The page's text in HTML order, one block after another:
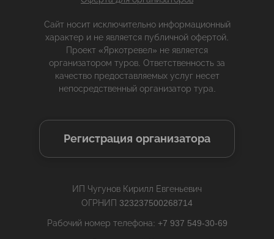
Сайт носит исключительно информационный
характер и не является публичной офертой.
Проект «Яркотревел» не является
организатором туров. Ответственность за
качество предоставляемых услуг несет
непосредственный организатор тура.
Регистрация организатора
ИП Чугунов Кирилл Евгеньевич
ОГРНИП 323237500268714
Рабочий номер телефона: +7 937 549-30-69